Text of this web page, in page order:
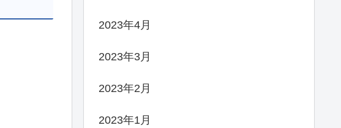
2023年4月
2023年3月
2023年2月
2023年1月